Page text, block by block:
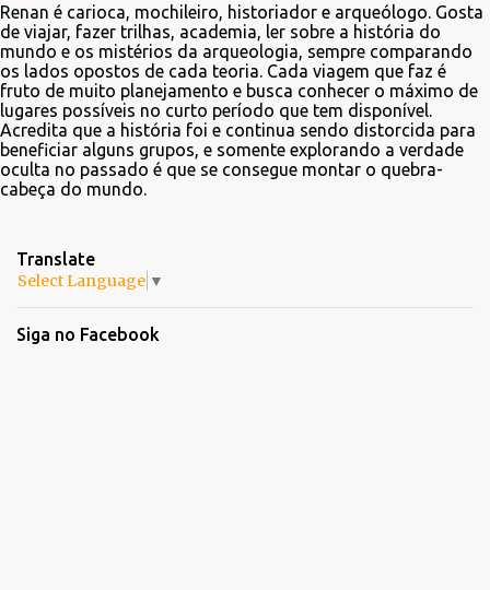
Renan é carioca, mochileiro, historiador e arqueólogo. Gosta
de viajar, fazer trilhas, academia, ler sobre a história do
mundo e os mistérios da arqueologia, sempre comparando
os lados opostos de cada teoria. Cada viagem que faz é
fruto de muito planejamento e busca conhecer o máximo de
lugares possíveis no curto período que tem disponível.
Acredita que a história foi e continua sendo distorcida para
beneficiar alguns grupos, e somente explorando a verdade
oculta no passado é que se consegue montar o quebra-
cabeça do mundo.
Translate
Select Language ▼
Siga no Facebook